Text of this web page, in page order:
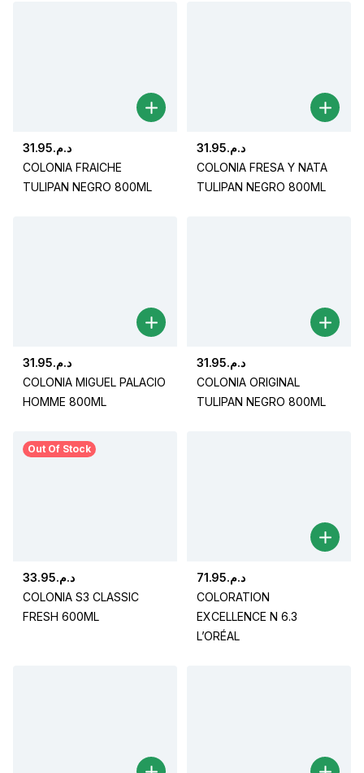
د.م.31.95
COLONIA FRAICHE
TULIPAN NEGRO 800ML
د.م.31.95
COLONIA FRESA Y NATA
TULIPAN NEGRO 800ML
د.م.31.95
COLONIA MIGUEL PALACIO
HOMME 800ML
د.م.31.95
COLONIA ORIGINAL
TULIPAN NEGRO 800ML
Out Of Stock
د.م.33.95
COLONIA S3 CLASSIC
FRESH 600ML
د.م.71.95
COLORATION
EXCELLENCE N 6.3
L’ORÉAL